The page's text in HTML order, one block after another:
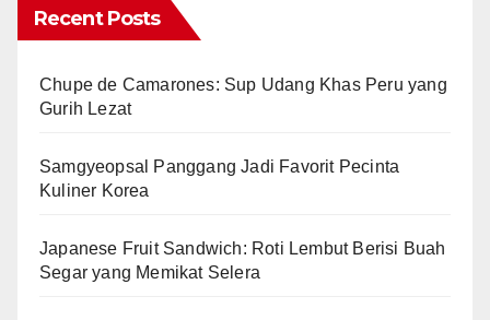
Recent Posts
Chupe de Camarones: Sup Udang Khas Peru yang
Gurih Lezat
Samgyeopsal Panggang Jadi Favorit Pecinta
Kuliner Korea
Japanese Fruit Sandwich: Roti Lembut Berisi Buah
Segar yang Memikat Selera